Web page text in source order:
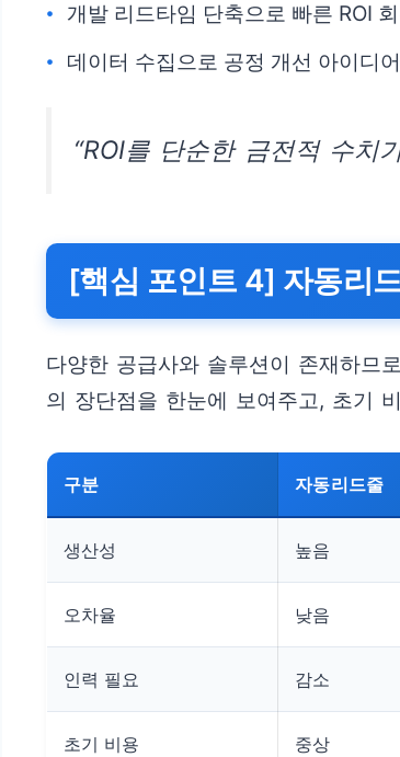
개발 리드타임 단축으로 빠른 ROI
데이터 수집으로 공정 개선 아이디
“ROI를 단순한 금전적 수치
[핵심 포인트 4] 자동리
다양한 공급사와 솔루션이 존재하므
의 장단점을 한눈에 보여주고, 초기
구분 자동리드줄
생산성 높음
오차율 낮음
인력 필요 감소
초기 비용 중상